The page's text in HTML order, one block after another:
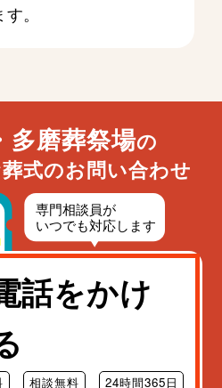
。
多磨葬祭場の
式のお問い合わせ
話をかけ
相談無料 24時間365日